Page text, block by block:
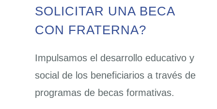
SOLICITAR UNA BECA
CON FRATERNA?
Impulsamos el desarrollo educativo y
social de los beneficiarios a través de
programas de becas formativas.